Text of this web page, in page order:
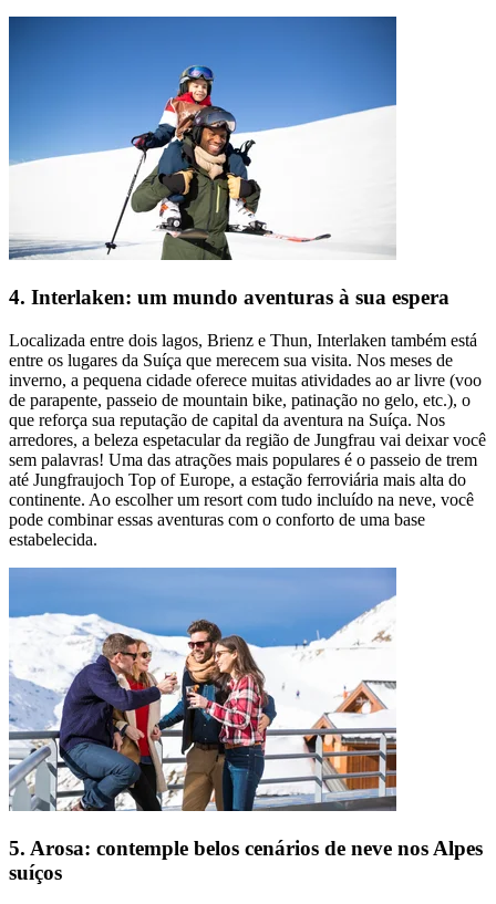
4. Interlaken: um mundo aventuras à sua espera
Localizada entre dois lagos, Brienz e Thun, Interlaken também está
entre os lugares da Suíça que merecem sua visita. Nos meses de
inverno, a pequena cidade oferece muitas atividades ao ar livre (voo
de parapente, passeio de mountain bike, patinação no gelo, etc.), o
que reforça sua reputação de capital da aventura na Suíça. Nos
arredores, a beleza espetacular da região de Jungfrau vai deixar você
sem palavras! Uma das atrações mais populares é o passeio de trem
até Jungfraujoch Top of Europe, a estação ferroviária mais alta do
continente. Ao escolher um resort com tudo incluído na neve, você
pode combinar essas aventuras com o conforto de uma base
estabelecida.
5. Arosa: contemple belos cenários de neve nos Alpes
suíços